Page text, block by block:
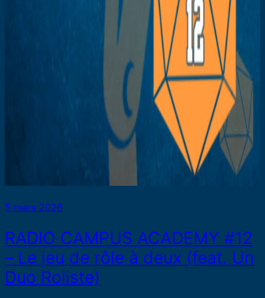
5 mars 2026
RADIO CAMPUS ACADEMY #12
– Le jeu de rôle à deux (feat. Un
Duo Roliste)